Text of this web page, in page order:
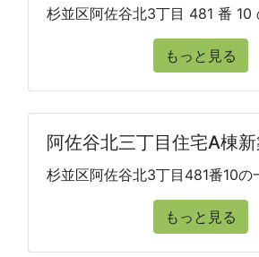
杉並区阿佐谷北3丁目 481 番 10
もっと見る
阿佐谷北三丁目住宅A棟
杉並区阿佐谷北3丁目481番10の
もっと見る